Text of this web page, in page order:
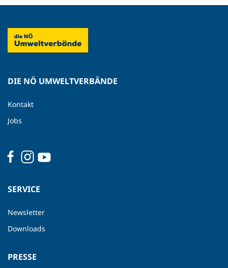
DIE NÖ UMWELTVERBÄNDE
Kontakt
Jobs
SERVICE
Newsletter
Downloads
PRESSE